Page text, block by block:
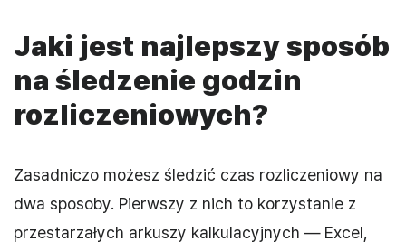
Jaki jest najlepszy sposób
na śledzenie godzin
rozliczeniowych?
Zasadniczo możesz śledzić czas rozliczeniowy na
dwa sposoby. Pierwszy z nich to korzystanie z
przestarzałych arkuszy kalkulacyjnych — Excel,